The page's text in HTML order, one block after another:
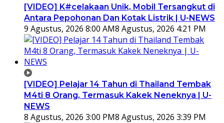
[VIDEO] K#celakaan Unik, Mobil Tersangkut di
Antara Pepohonan Dan Kotak Listrik | U-NEWS
9 Agustus, 2026 8:00 AM8 Agustus, 2026 4:21 PM
[VIDEO] Pelajar 14 Tahun di Thailand Tembak
M4ti 8 Orang, Termasuk Kakek Neneknya | U-
NEWS
8 Agustus, 2026 3:00 PM8 Agustus, 2026 3:39 PM